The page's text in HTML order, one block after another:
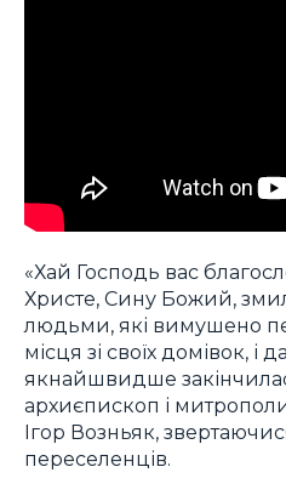
«Хай Господь вас
Христе, Сину Божий,
людьми, які вимушено
місця зі своїх домівок, і
якнайшвидше
архиєпископ і
Ігор Возньяк,
переселенців.